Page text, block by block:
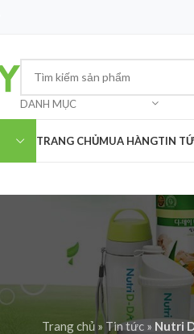
DANH MỤC
TRANG CHỦMUA HÀNGTIN
Trang chủ » Tin tức » Nutri